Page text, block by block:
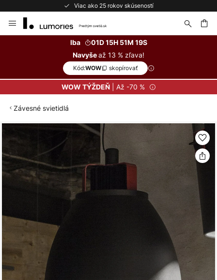
Viac ako 25 rokov skúseností
to
Iba
01D 15H 51M 19S
Navyšeaž 13 % zľava!
Kód:WOW skopírovať
WOW TÝŽDEŇ| Až -70 %
Závesné svietidlá
koniec
galérie
obrázkov